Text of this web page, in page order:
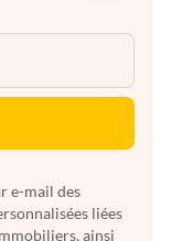
e-mail des
liées
ainsi